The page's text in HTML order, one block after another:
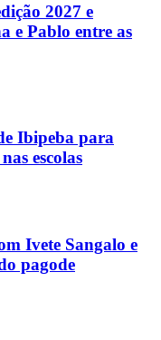
2027 e
e Pablo entre as
Ibipeba para
escolas
Ivete Sangalo e
pagode